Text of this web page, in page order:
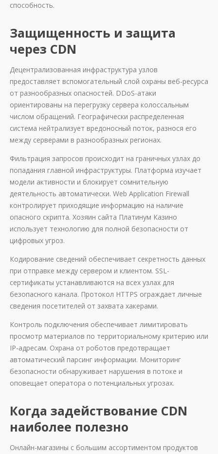
способность.
Защищенность и защита
через CDN
Децентрализованная инфраструктура узлов
предоставляет вспомогательный слой охраны веб-ресурса
от разнообразных опасностей. DDoS-атаки
ориентированы на перегрузку сервера колоссальным
числом обращений. Географически распределенная
система нейтрализует вредоносный поток, разнося его
между серверами в разнообразных регионах.
Фильтрация запросов происходит на граничных узлах до
попадания главной инфраструктуры. Платформа изучает
модели активности и блокирует сомнительную
деятельность автоматически. Web Application Firewall
контролирует приходящие информацию на наличие
опасного скрипта. Хозяин сайта Платинум Казино
использует технологию для полной безопасности от
цифровых угроз.
Кодирование сведений обеспечивает секретность данных
при отправке между сервером и клиентом. SSL-
сертификаты устанавливаются на всех узлах для
безопасного канала. Протокол HTTPS ограждает личные
сведения посетителей от захвата хакерами.
Контроль подключения обеспечивает лимитировать
просмотр материалов по территориальному критерию или
IP-адресам. Охрана от роботов предотвращает
автоматический парсинг информации. Мониторинг
безопасности обнаруживает нарушения в потоке и
оповещает оператора о потенциальных угрозах.
Когда задействование CDN
наиболее полезно
Онлайн-магазины с большим ассортиментом продуктов